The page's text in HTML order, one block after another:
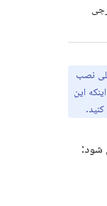
نصب
این
شود: